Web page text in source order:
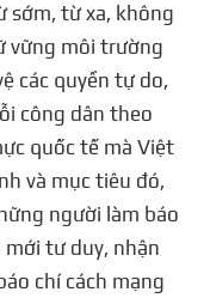
sớm, từ xa, không
vững môi trường
các quyền tự do,
công dân theo
quốc tế mà Việt
và mục tiêu đó,
người làm báo
tư duy, nhận
chí cách mạng